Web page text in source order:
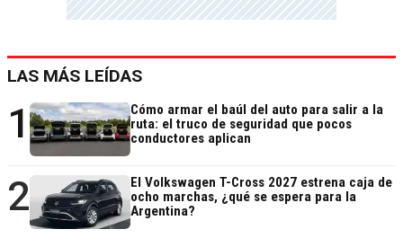
LAS MÁS LEÍDAS
1
Cómo armar el baúl del auto para salir a la
ruta: el truco de seguridad que pocos
conductores aplican
2
El Volkswagen T-Cross 2027 estrena caja de
ocho marchas, ¿qué se espera para la
Argentina?